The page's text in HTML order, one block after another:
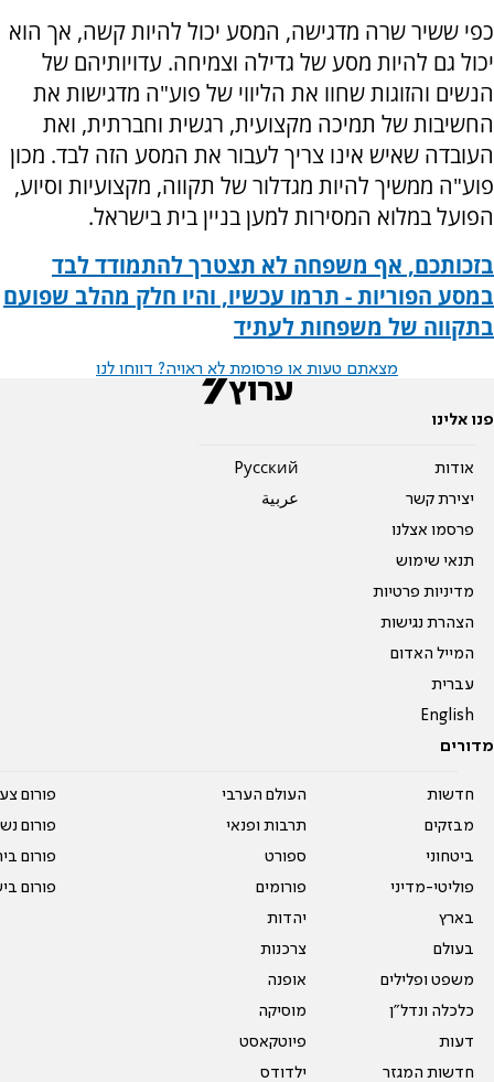
כפי ששיר שרה מדגישה, המסע יכול להיות קשה, אך הוא
יכול גם להיות מסע של גדילה וצמיחה. עדויותיהם של
הנשים והזוגות שחוו את הליווי של פוע"ה מדגישות את
החשיבות של תמיכה מקצועית, רגשית וחברתית, ואת
העובדה שאיש אינו צריך לעבור את המסע הזה לבד. מכון
פוע"ה ממשיך להיות מגדלור של תקווה, מקצועיות וסיוע,
הפועל במלוא המסירות למען בניין בית בישראל.
בזכותכם, אף משפחה לא תצטרך להתמודד לבד
במסע הפוריות - תרמו עכשיו, והיו חלק מהלב שפועם
בתקווה של משפחות לעתיד
מצאתם טעות או פרסומת לא ראויה? דווחו לנו
פנו אלינו
אודות
יצירת קשר
פרסמו אצלנו
תנאי שימוש
מדיניות פרטיות
הצהרת נגישות
המייל האדום
עברית
English
Pусский
عربية
מדורים
חדשות
מבזקים
ביטחוני
פוליטי-מדיני
בארץ
בעולם
משפט ופלילים
כלכלה ונדל"ן
דעות
חדשות המגזר
העולם הערבי
תרבות ופנאי
ספורט
פורומים
יהדות
צרכנות
אופנה
מוסיקה
פיוטקאסט
ילדודס
פורום
פורום
פורום
פורום